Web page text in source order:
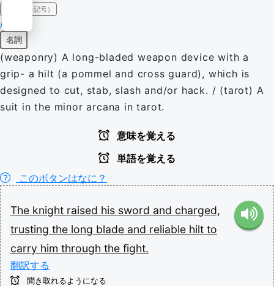
IPA（発音記号）
/sɔɹd/
名詞
(weaponry) A long-bladed weapon device with a
grip- a hilt (a pommel and cross guard), which is
designed to cut, stab, slash and/or hack. / (tarot) A
suit in the minor arcana in tarot.
意味を覚える
単語を覚える
このボタンはなに？
The knight raised his sword and charged,
trusting the long blade and reliable hilt to
carry him through the fight.
翻訳する
聞き取れるようになる